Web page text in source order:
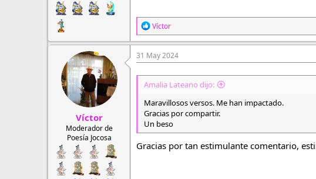
R
e
a
c
c
o
n
e
:
Víctor
Víctor
Moderador de
Poesía Jocosa
31 May 2024
Amalia Lateano dijo:
Maravillosos versos. Me han impactado.
Gracias por compartir.
Un beso
Gracias por tan estimulante comentario,